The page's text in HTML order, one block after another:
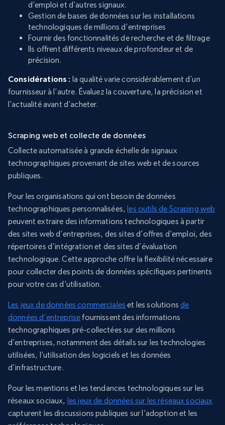
d’emploi et d’autres signaux.
Gestion de bases de données sur les installations
technologiques de millions d’entreprises
Fournir des fonctionnalités de recherche et de filtrage
Ils offrent différents niveaux de profondeur et de
précision.
Considérations : la qualité varie considérablement d’un
fournisseur à l’autre. Évaluez la couverture, la précision et
l’actualité avant d’acheter.
Scraping web et collecte de données
Collecte automatisée à grande échelle de signaux
technographiques provenant de sites web et de sources
publiques.
Pour les organisations qui ont besoin de données
technographiques personnalisées, les outils de Scraping web
peuvent extraire des informations technologiques à partir
des sites web d’entreprises, des sites d’offres d’emploi, des
répertoires d’intégration et des sites d’évaluation
technologique. Cette approche offre la flexibilité nécessaire
pour collecter des points de données spécifiques pertinents
pour votre cas d’utilisation.
Les jeux de données commerciales et les solutionsde
données d’entreprise fournissent des informations
technographiques pré-collectées sur des millions
d’entreprises, notamment des détails sur les technologies
utilisées, l’utilisation des logiciels et les données
d’infrastructure.
Pour les mentions et les tendances technologiques sur les
réseaux sociaux, les jeux de données sur les réseaux sociaux
capturent les discussions publiques sur l’adoption et les